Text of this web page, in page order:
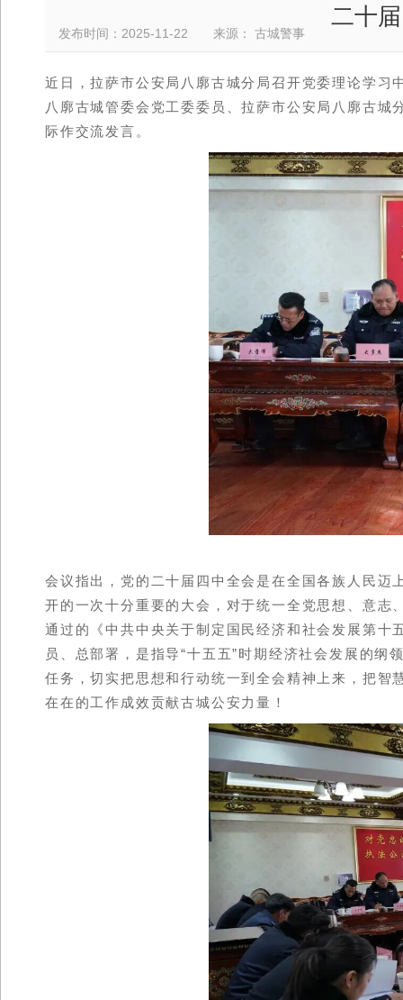
二十
发布时间：2025-11-22 来源： 古城警事
近日，拉萨市公安局八廓古城分局召开党委理论学
八廓古城管委会党工委委员、拉萨市公安局八廓古
际作交流发言。
会议指出，党的二十届四中全会是在全国各族人民
开的一次十分重要的大会，对于统一全党思想、意
通过的《中共中央关于制定国民经济和社会发展第
员、总部署，是指导“十五五”时期经济社会发展的
任务，切实把思想和行动统一到全会精神上来，把
在在的工作成效贡献古城公安力量！